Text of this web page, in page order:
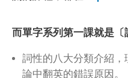
而單字系列第一課就是〔
詞性的八大分類介紹
論中翻英的錯誤原因。